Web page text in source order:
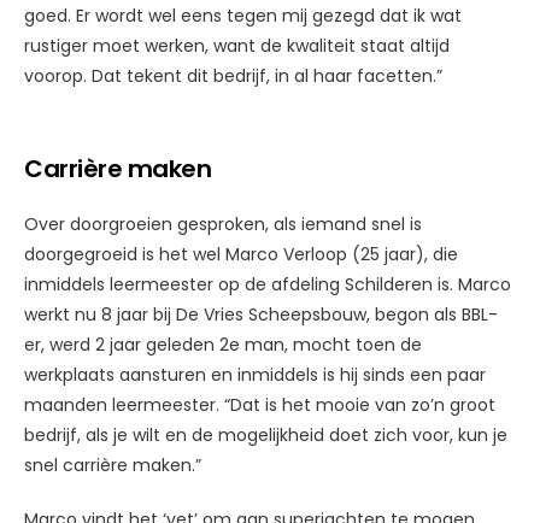
goed. Er wordt wel eens tegen mij gezegd dat ik wat
rustiger moet werken, want de kwaliteit staat altijd
voorop. Dat tekent dit bedrijf, in al haar facetten.”
Carrière maken
Over doorgroeien gesproken, als iemand snel is
doorgegroeid is het wel Marco Verloop (25 jaar), die
inmiddels leermeester op de afdeling Schilderen is. Marco
werkt nu 8 jaar bij De Vries Scheepsbouw, begon als BBL-
er, werd 2 jaar geleden 2e man, mocht toen de
werkplaats aansturen en inmiddels is hij sinds een paar
maanden leermeester. “Dat is het mooie van zo’n groot
bedrijf, als je wilt en de mogelijkheid doet zich voor, kun je
snel carrière maken.”